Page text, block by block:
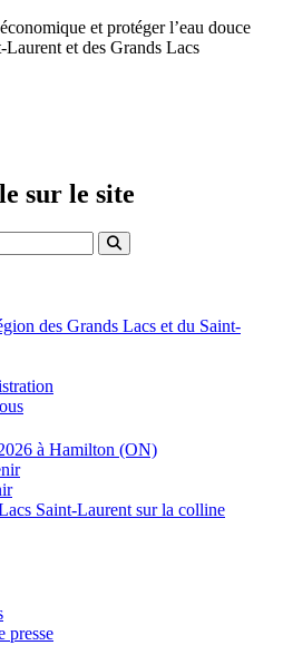
et protéger l’eau douce
et des Grands Lacs
sur le site
des Grands Lacs et du Saint-
à Hamilton (ON)
Saint-Laurent sur la colline
presse